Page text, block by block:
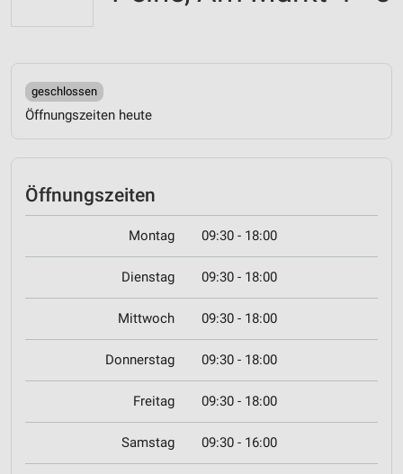
geschlossen
Öffnungszeiten heute
Öffnungszeiten
Montag 09:30 - 18:00
Dienstag 09:30 - 18:00
Mittwoch 09:30 - 18:00
Donnerstag 09:30 - 18:00
Freitag 09:30 - 18:00
Samstag 09:30 - 16:00